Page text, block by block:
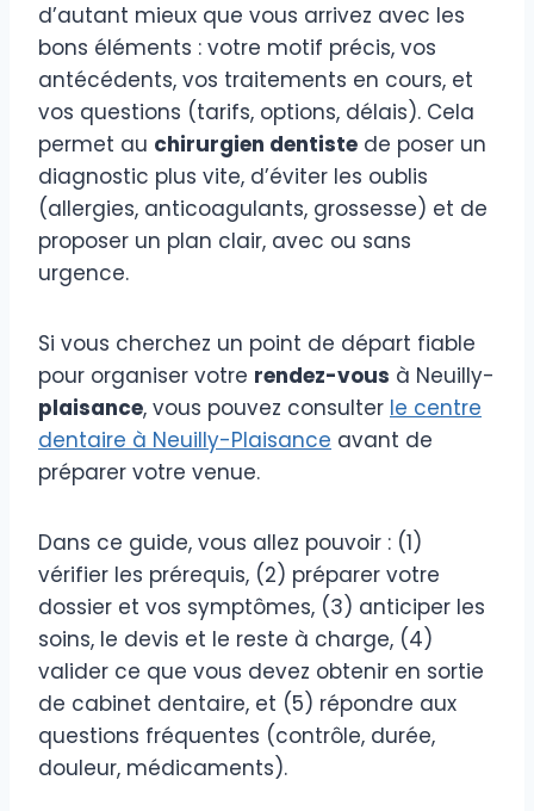
d’autant mieux que vous arrivez avec les
bons éléments : votre motif précis, vos
antécédents, vos traitements en cours, et
vos questions (tarifs, options, délais). Cela
permet au chirurgien dentiste de poser un
diagnostic plus vite, d’éviter les oublis
(allergies, anticoagulants, grossesse) et de
proposer un plan clair, avec ou sans
urgence.
Si vous cherchez un point de départ fiable
pour organiser votre rendez-vous à Neuilly-
plaisance, vous pouvez consulter le centre
dentaire à Neuilly-Plaisance avant de
préparer votre venue.
Dans ce guide, vous allez pouvoir : (1)
vérifier les prérequis, (2) préparer votre
dossier et vos symptômes, (3) anticiper les
soins, le devis et le reste à charge, (4)
valider ce que vous devez obtenir en sortie
de cabinet dentaire, et (5) répondre aux
questions fréquentes (contrôle, durée,
douleur, médicaments).